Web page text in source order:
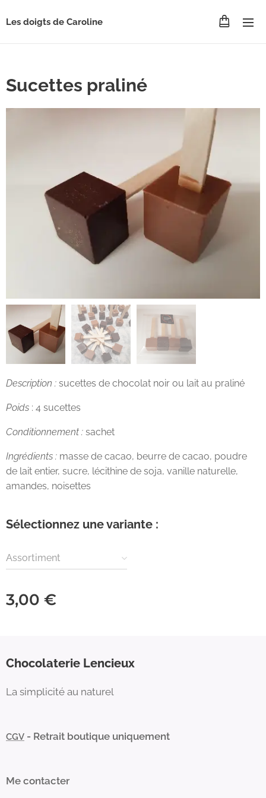
Les doigts de Caroline
Sucettes praliné
Description : sucettes de chocolat noir ou lait au praliné
Poids : 4 sucettes
Conditionnement : sachet
Ingrédients : masse de cacao, beurre de cacao, poudre
de lait entier, sucre, lécithine de soja, vanille naturelle,
amandes, noisettes
Sélectionnez une variante :
Assortiment
3,00 €
Chocolaterie Lencieux
La simplicité au naturel
CGV - Retrait boutique uniquement
Me contacter